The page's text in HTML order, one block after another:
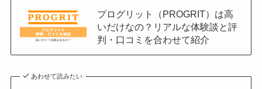
プログリット（PROGRIT）は高
いだけなの？リアルな体験談と評
判・口コミを合わせて紹介
あわせて読みたい